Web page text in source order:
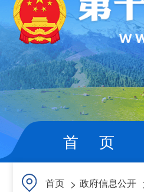
首 页
首页 > 政府信息公开